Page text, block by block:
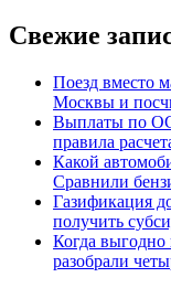
Свежие
Поезд вместо
Москвы и
Выплаты по
правила
Какой
Сравнили
Газификация
получить
Когда выгодно
разобрали